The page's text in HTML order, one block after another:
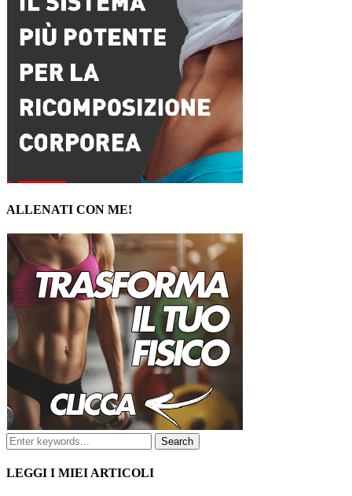
ALLENATI CON ME!
LEGGI I MIEI ARTICOLI